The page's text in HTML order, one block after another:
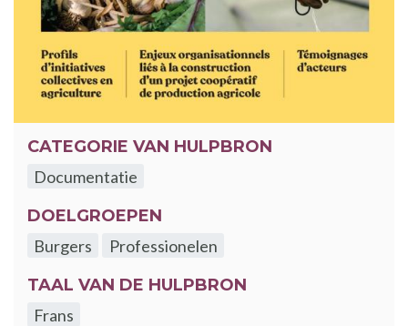
CATEGORIE VAN HULPBRON
Documentatie
DOELGROEPEN
Burgers
Professionelen
TAAL VAN DE HULPBRON
Frans